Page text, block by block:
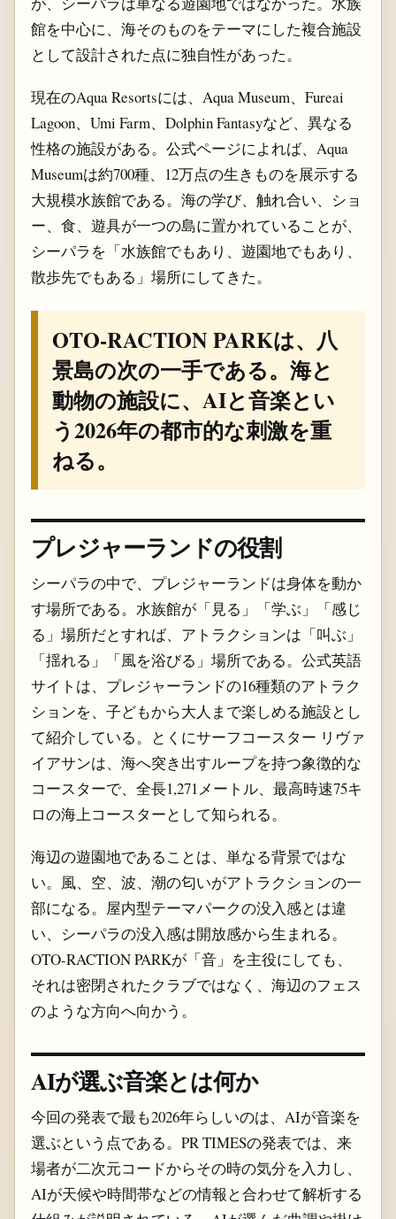
館を中心に、海そのものをテーマにした複合施設
として設計された点に独自性があった。
現在のAqua Resortsには、Aqua Museum、Fureai
Lagoon、Umi Farm、Dolphin Fantasyなど、異なる
性格の施設がある。公式ページによれば、Aqua
Museumは約700種、12万点の生きものを展示する
大規模水族館である。海の学び、触れ合い、ショ
ー、食、遊具が一つの島に置かれていることが、
シーパラを「水族館でもあり、遊園地でもあり、
散歩先でもある」場所にしてきた。
OTO-RACTION PARKは、八
景島の次の一手である。海と
動物の施設に、AIと音楽とい
う2026年の都市的な刺激を重
ねる。
プレジャーランドの役割
シーパラの中で、プレジャーランドは身体を動か
す場所である。水族館が「見る」「学ぶ」「感じ
る」場所だとすれば、アトラクションは「叫ぶ」
「揺れる」「風を浴びる」場所である。公式英語
サイトは、プレジャーランドの16種類のアトラク
ションを、子どもから大人まで楽しめる施設とし
て紹介している。とくにサーフコースター リヴァ
イアサンは、海へ突き出すループを持つ象徴的な
コースターで、全長1,271メートル、最高時速75キ
ロの海上コースターとして知られる。
海辺の遊園地であることは、単なる背景ではな
い。風、空、波、潮の匂いがアトラクションの一
部になる。屋内型テーマパークの没入感とは違
い、シーパラの没入感は開放感から生まれる。
OTO-RACTION PARKが「音」を主役にしても、
それは密閉されたクラブではなく、海辺のフェス
のような方向へ向かう。
AIが選ぶ音楽とは何か
今回の発表で最も2026年らしいのは、AIが音楽を
選ぶという点である。PR TIMESの発表では、来
場者が二次元コードからその時の気分を入力し、
AIが天候や時間帯などの情報と合わせて解析する